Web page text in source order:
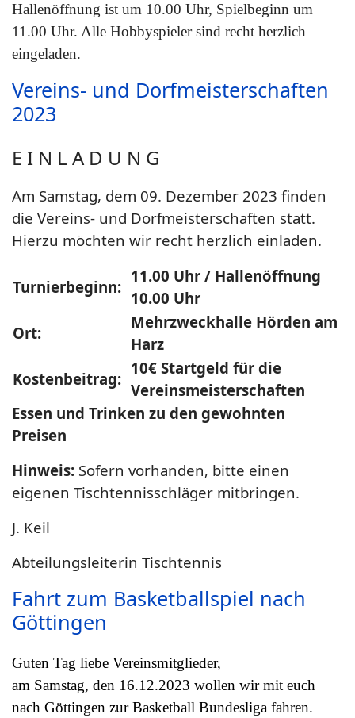
Hallenöffnung ist um 10.00 Uhr, Spielbeginn um
11.00 Uhr. Alle Hobbyspieler sind recht herzlich
eingeladen.
Vereins- und Dorfmeisterschaften
2023
E I N L A D U N G
Am Samstag, dem 09. Dezember 2023 finden
die Vereins- und Dorfmeisterschaften statt.
Hierzu möchten wir recht herzlich einladen.
Turnierbeginn:
11.00 Uhr / Hallenöffnung
10.00 Uhr
Ort:
Mehrzweckhalle Hörden am
Harz
Kostenbeitrag:
10€ Startgeld für die
Vereinsmeisterschaften
Essen und Trinken zu den gewohnten
Preisen
Hinweis: Sofern vorhanden, bitte einen
eigenen Tischtennisschläger mitbringen.
J. Keil
Abteilungsleiterin Tischtennis
Fahrt zum Basketballspiel nach
Göttingen
Guten Tag liebe Vereinsmitglieder,
am Samstag, den 16.12.2023 wollen wir mit euch
nach Göttingen zur Basketball Bundesliga fahren.